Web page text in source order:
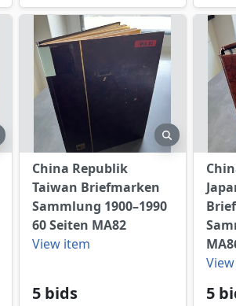
preview preview
China Republik
Taiwan Briefmarken
Sammlung 1900–1990
60 Seiten MA82
View item
5 bids 5